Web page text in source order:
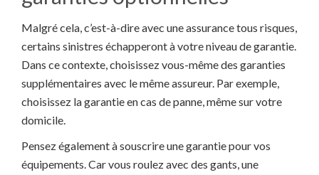
Malgré cela, c’est-à-dire avec une assurance tous risques,
certains sinistres échapperont à votre niveau de garantie.
Dans ce contexte, choisissez vous-même des garanties
supplémentaires avec le même assureur. Par exemple,
choisissez la garantie en cas de panne, même sur votre
domicile.
Pensez également à souscrire une garantie pour vos
équipements. Car vous roulez avec des gants, une